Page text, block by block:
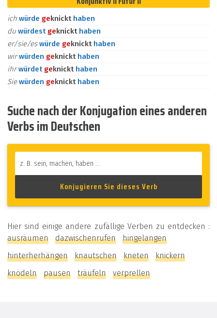
ich würde geknickt haben
du würdest geknickt haben
er/sie/eswürde geknickt haben
wirwürden geknickt haben
ihrwürdet geknickt haben
Siewürden geknickt haben
Suche nach der Konjugation eines anderen
Verbs im Deutschen
Hier sind einige andere zufällige Verben zu entdecken :
ausräumen
dazwischenrufen
hingelangen
hinterherhängen
knautschen kneten
knickern
knödeln
pausen träufeln verprellen